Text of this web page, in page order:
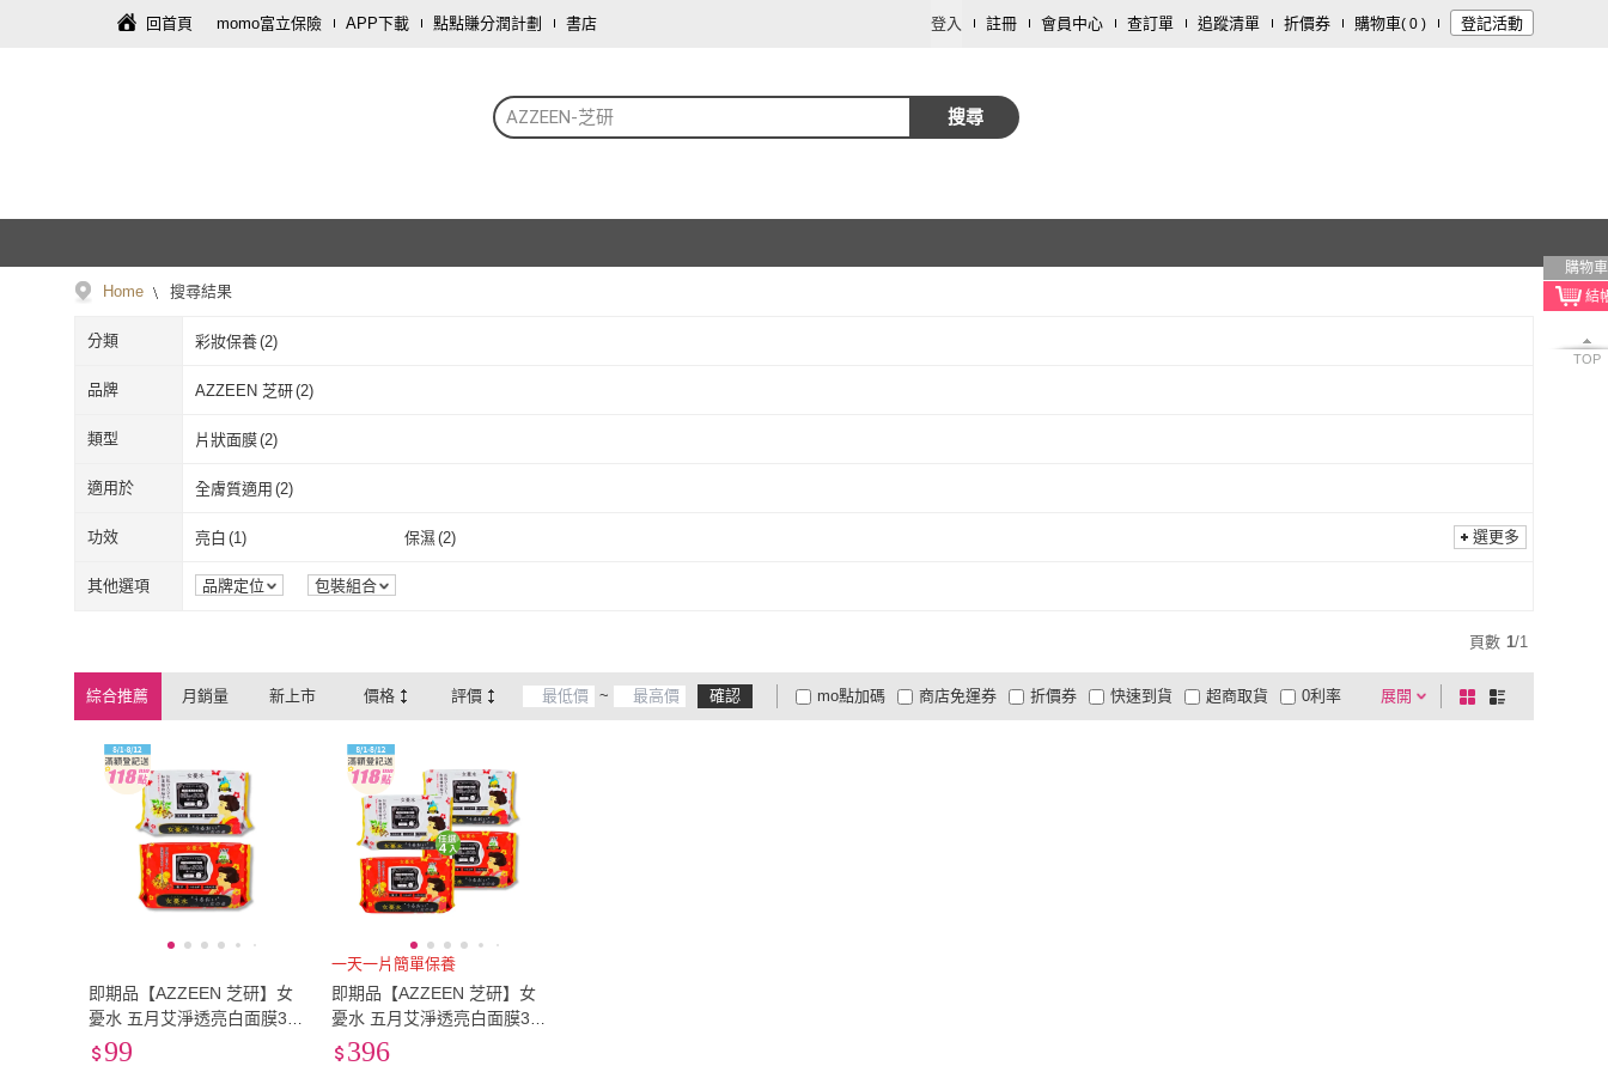
回首頁 momo富立保險 APP下載 點點賺分潤計劃 書店 登入 註冊 會員中心 查訂單 追蹤清單 折價券 購物車( 0 ) 登記活動
AZZEEN-芝研 搜尋
購物車
TOP
Home 搜尋結果
分類 彩妝保養(2)
品牌 AZZEEN 芝研(2)
AZZEEN 芝研
類型 片狀面膜(2)
片狀面膜(2
適用於 全膚質適用 (2)
全膚質適用
功效 亮白 (1) 保濕(2)
亮白(1 )
選更多
其他選項 品牌定位 包裝組合
頁數 1/1
綜合推薦 月銷量 新上市 價格 評價 ~ 確認 展開
折價券
有影片
商品有量 電視購物
mo點加碼 快速到貨 超商取貨
大家電安心配
大家電快配
商店免運券 0利率
棋
盤
列
即期品【AZZEEN 芝研】女
憂水 五月艾淨透亮白面膜32
枚 柚子潤澤修護面膜28枚 任
99
一天一片簡單保養
即期品【AZZEEN 芝研】女
憂水 五月艾淨透亮白面膜32
枚 柚子潤澤修護面膜28枚 4
396